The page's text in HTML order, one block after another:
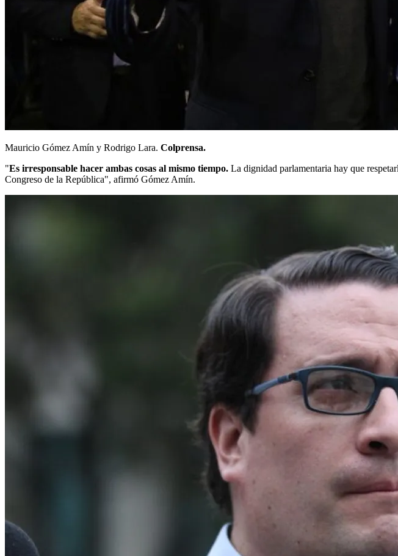
Mauricio Gómez Amín y Rodrigo Lara. Colprensa.
"Es irresponsable hacer ambas cosas al mismo tiempo. La dignidad parlamentaria hay que
Congreso de la República", afirmó Gómez Amín.